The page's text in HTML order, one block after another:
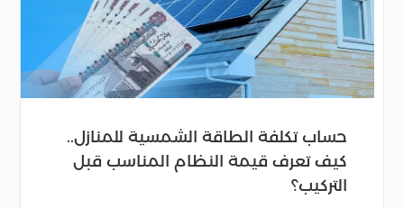
حساب تكلفة الطاقة الشمسية للمنازل..
كيف تعرف قيمة النظام المناسب قبل
التركيب؟